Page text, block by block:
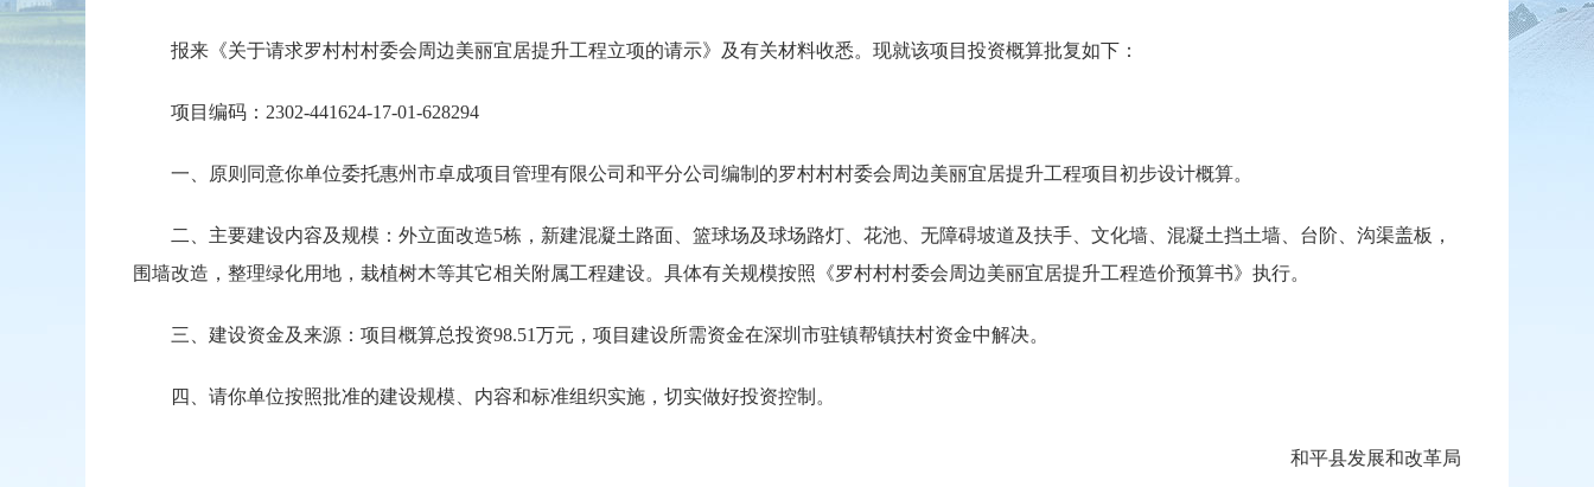
报来《关于请求罗村村村委会周边美丽宜居提升工程立项的请示》及有关材料收悉。现就该项目投资概算批复如下：
项目编码：2302-441624-17-01-628294
一、原则同意你单位委托惠州市卓成项目管理有限公司和平分公司编制的罗村村村委会周边美丽宜居提升工程项目初步设计概算。
二、主要建设内容及规模：外立面改造5栋，新建混凝土路面、篮球场及球场路灯、花池、无障碍坡道及扶手、文化墙、混凝土挡土墙、台阶、沟渠盖板，
围墙改造，整理绿化用地，栽植树木等其它相关附属工程建设。具体有关规模按照《罗村村村委会周边美丽宜居提升工程造价预算书》执行。
三、建设资金及来源：项目概算总投资98.51万元，项目建设所需资金在深圳市驻镇帮镇扶村资金中解决。
四、请你单位按照批准的建设规模、内容和标准组织实施，切实做好投资控制。
和平县发展和改革局